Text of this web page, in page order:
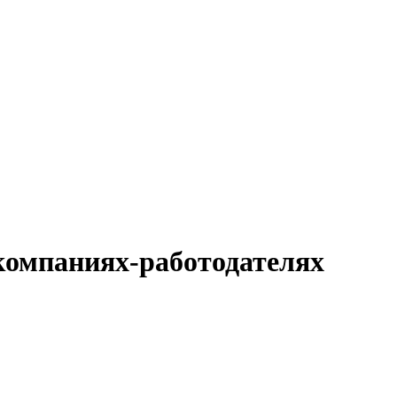
работодателях